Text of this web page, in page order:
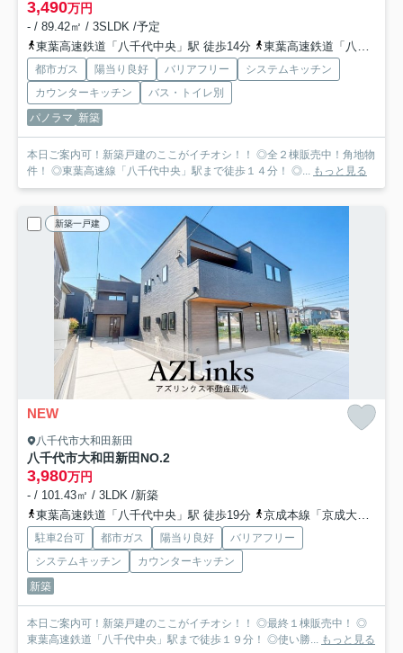
3,490万円
- / 89.42㎡ / 3SLDK /予定
東葉高速鉄道「八千代中央」駅 徒歩14分
東葉高速鉄道「八千代緑が丘」駅 徒歩28分
都市ガス 陽当り良好 バリアフリー
システムキッチン
カウンターキッチン
バス・トイレ別
パノラマ 新築
本日ご案内可！新築戸建のここがイチオシ！！ ◎全２棟販売中！角地物
件！ ◎東葉高速線「八千代中央」駅まで徒歩１４分！ ◎... もっと見る
新築一戸建
NEW
八千代市大和田新田
八千代市大和田新田 NO.2
3,980万円
- / 101.43㎡ / 3LDK /新築
東葉高速鉄道「八千代中央」駅 徒歩19分
京成本線「京成大和田」駅 徒歩20分
駐車2台可 都市ガス 陽当り良好
バリアフリー
システムキッチン
カウンターキッチン
新築
本日ご案内可！新築戸建のここがイチオシ！！ ◎最終１棟販売中！ ◎
東葉高速鉄道「八千代中央」駅まで徒歩１９分！ ◎使い勝... もっと見る